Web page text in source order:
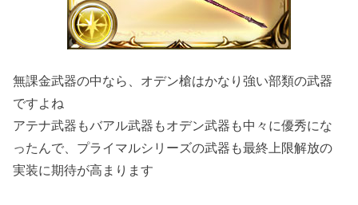
無課金武器の中なら、オデン槍はかなり強い部類の武器
ですよね
アテナ武器もバアル武器もオデン武器も中々に優秀にな
ったんで、プライマルシリーズの武器も最終上限解放の
実装に期待が高まります